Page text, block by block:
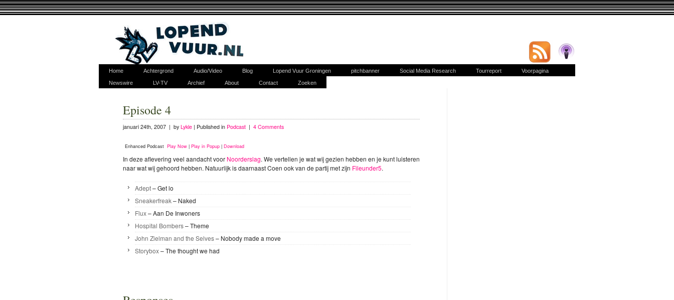
Home Achtergrond Audio/Video Blog Lopend Vuur Groningen pitchbanner Social Media Research Tourreport
Voorpagina
Newswire
LV-TV Archief About Contact Zoeken
Episode 4
januari 24th, 2007 | by Lykle | Published in Podcast | 4 Comments
Enhanced Podcast Play Now |Play in Popup |Download
In deze aflevering veel aandacht voor Noorderslag. We vertellen je wat wij gezien hebben en je kunt luisteren
naar wat wij gehoord hebben. Natuurlijk is daarnaast Coen ook van de partij met zijn Fileunder5.
Adept– Get lo
Sneakerfreak– Naked
Flux– Aan De Inwoners
Hospital Bombers– Theme
John Zielman and the Selves– Nobody made a move
Storybox– The thought we had